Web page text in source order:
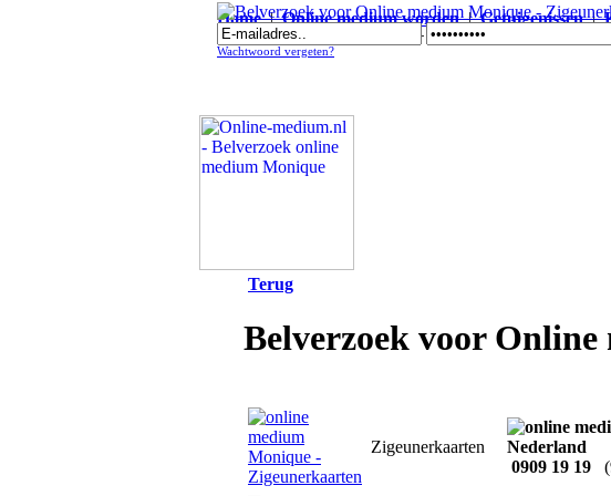
Home|Online medium worden|Getuigenissen|
Belverzoek voor Online medium Monique - Zigeunerkaarten
Wachtwoord vergeten?
Terug
Belverzoek voor
Zigeunerkaarten
0909 19 19